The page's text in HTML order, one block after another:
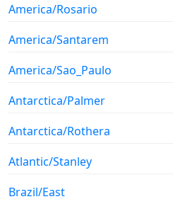
America/Rosario
America/Santarem
America/Sao_Paulo
Antarctica/Palmer
Antarctica/Rothera
Atlantic/Stanley
Brazil/East